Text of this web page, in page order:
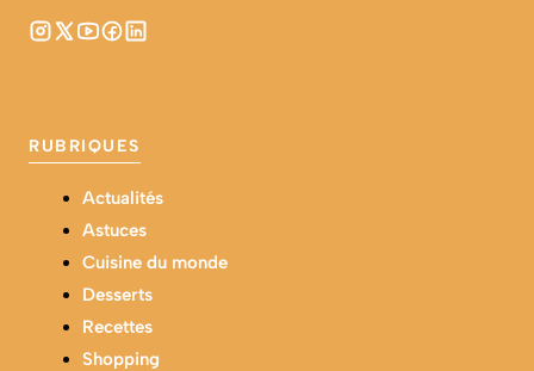
RUBRIQUES
Actualités
Astuces
Cuisine du monde
Desserts
Recettes
Shopping